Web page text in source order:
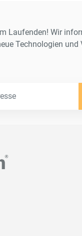
Laufenden! Wir
Technologien